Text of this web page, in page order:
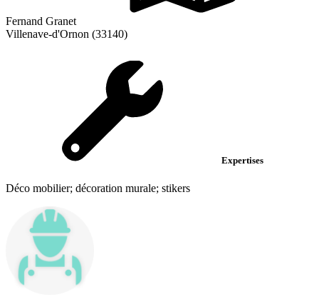
Fernand Granet
Villenave-d'Ornon (33140)
Expertises
Déco mobilier; décoration murale; stikers